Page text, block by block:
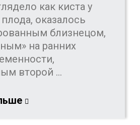
как киста у
оказалось
близнецом,
на ранних
второй ...